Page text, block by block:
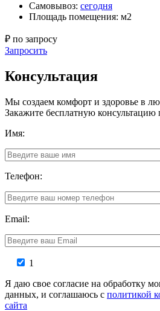
Самовывоз: сегодня
Площадь помещения: м2
₽ по запросу
Запросить
Консультация
Мы создаем комфорт и здоровье в
Закажите бесплатную консультацию
Имя:
Телефон:
Email:
1
Я даю свое согласие на обработку
данных, и соглашаюсь с политикой
сайта